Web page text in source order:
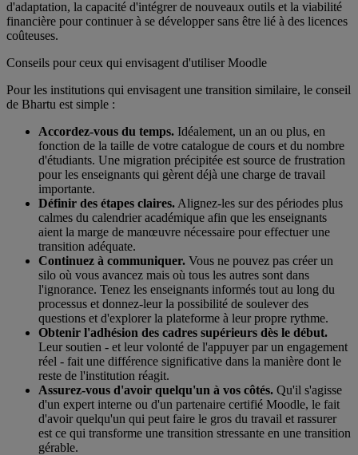
d'adaptation, la capacité d'intégrer de nouveaux outils et la viabilité
financière pour continuer à se développer sans être lié à des licences
coûteuses.
Conseils pour ceux qui envisagent d'utiliser Moodle
Pour les institutions qui envisagent une transition similaire, le conseil
de Bhartu est simple :
Accordez-vous du temps. Idéalement, un an ou plus, en
fonction de la taille de votre catalogue de cours et du nombre
d'étudiants. Une migration précipitée est source de frustration
pour les enseignants qui gèrent déjà une charge de travail
importante.
Définir des étapes claires. Alignez-les sur des périodes plus
calmes du calendrier académique afin que les enseignants
aient la marge de manœuvre nécessaire pour effectuer une
transition adéquate.
Continuez à communiquer. Vous ne pouvez pas créer un
silo où vous avancez mais où tous les autres sont dans
l'ignorance. Tenez les enseignants informés tout au long du
processus et donnez-leur la possibilité de soulever des
questions et d'explorer la plateforme à leur propre rythme.
Obtenir l'adhésion des cadres supérieurs dès le début.
Leur soutien - et leur volonté de l'appuyer par un engagement
réel - fait une différence significative dans la manière dont le
reste de l'institution réagit.
Assurez-vous d'avoir quelqu'un à vos côtés. Qu'il s'agisse
d'un expert interne ou d'un partenaire certifié Moodle, le fait
d'avoir quelqu'un qui peut faire le gros du travail et rassurer
est ce qui transforme une transition stressante en une transition
gérable.